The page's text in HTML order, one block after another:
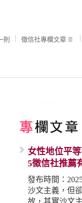
則 徵信社專欄文章
女性地位平
5徵信社推薦
發布時間：
沙文主義，但
故，其實沙文